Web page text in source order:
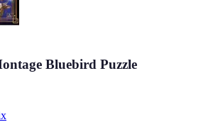
Bluebird Puzzle